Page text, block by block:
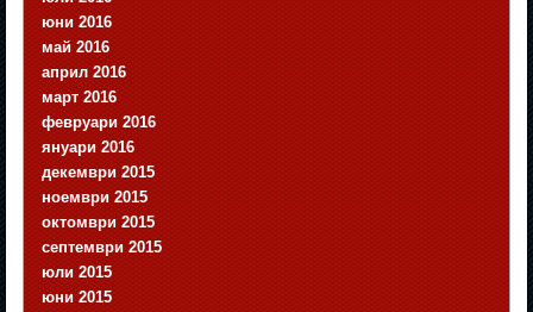
юни 2016
май 2016
април 2016
март 2016
февруари 2016
януари 2016
декември 2015
ноември 2015
октомври 2015
септември 2015
юли 2015
юни 2015